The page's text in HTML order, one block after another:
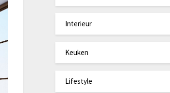
Interieur
Keuken
Lifestyle